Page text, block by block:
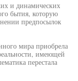
и динамических
бытия, которую
предпосылок
мира приобрела
имеющей
перестала